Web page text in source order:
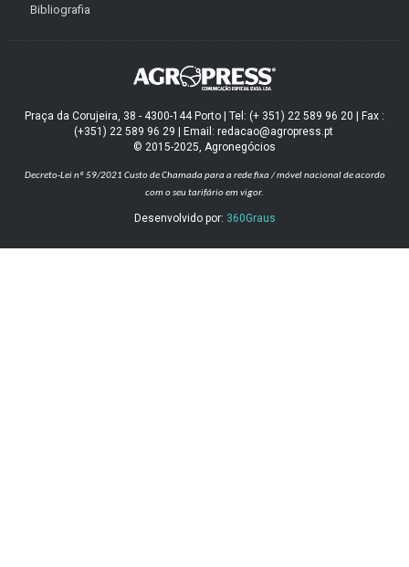
Bibliografia
Praça da Corujeira, 38 - 4300-144 Porto | Tel: (+ 351) 22 589 96 20 | Fax :
(+351) 22 589 96 29 | Email: redacao@agropress.pt
© 2015-2025, Agronegócios
Decreto-Lei nº 59/2021 Custo de Chamada para a rede fixa / móvel nacional de acordo
com o seu tarifário em vigor.
Desenvolvido por: 360Graus